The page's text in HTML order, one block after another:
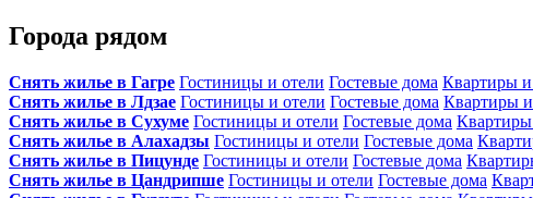
Города рядом
Снять жилье в Гагре Гостиницы и отели Гостевые дома Квартиры
Снять жилье в Лдзае Гостиницы и отели Гостевые дома Квартиры
Снять жилье в Сухуме Гостиницы и отели Гостевые дома
Снять жилье в Алахадзы Гостиницы и отели Гостевые дома
Снять жилье в Пицунде Гостиницы и отели Гостевые дома
Снять жилье в Цандрипше Гостиницы и отели Гостевые дома